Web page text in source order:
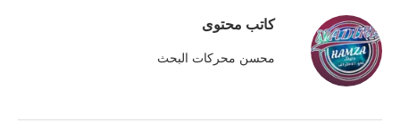
كاتب محتوى
محسن محركات البحث